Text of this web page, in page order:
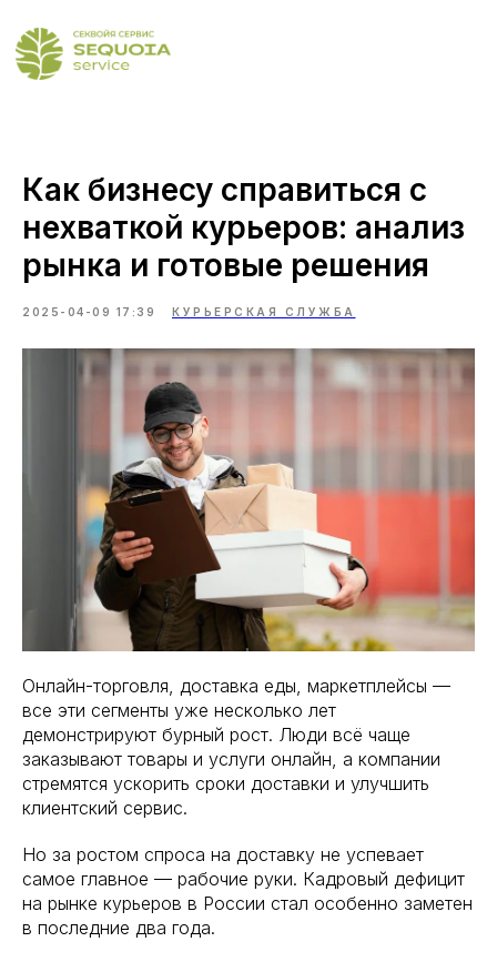
Как бизнесу справиться с
нехваткой курьеров: анализ
рынка и готовые решения
2025-04-09 17:39 КУРЬЕРСКАЯ СЛУЖБА
Онлайн-торговля, доставка еды, маркетплейсы —
все эти сегменты уже несколько лет
демонстрируют бурный рост. Люди всё чаще
заказывают товары и услуги онлайн, а компании
стремятся ускорить сроки доставки и улучшить
клиентский сервис.
Но за ростом спроса на доставку не успевает
самое главное — рабочие руки. Кадровый дефицит
на рынке курьеров в России стал особенно заметен
в последние два года.